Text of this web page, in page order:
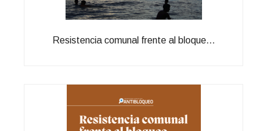
Resistencia comunal frente al bloque...